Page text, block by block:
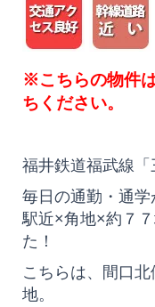
※こちらの物件
ちください。
福井鉄道福武線「
毎日の通勤・通学
駅近×角地×約７
た！
こちらは、間口
地。